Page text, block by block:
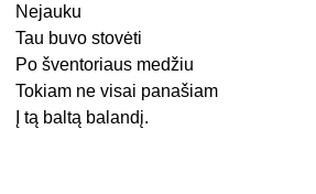
Nejauku
Tau buvo stovėti
Po šventoriaus medžiu
Tokiam ne visai panašiam
Į tą baltą balandį.